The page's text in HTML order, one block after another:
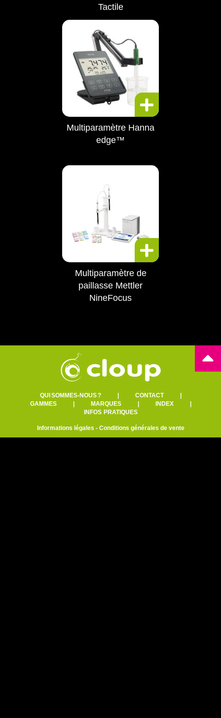
Tactile
Multiparamètre Hanna
edge™
Multiparamètre de
paillasse Mettler
NineFocus
QUI SOMMES-NOUS ?| CONTACT|
GAMMES| MARQUES| INDEX|
INFOS PRATIQUES
Informations légales - Conditions générales de vente